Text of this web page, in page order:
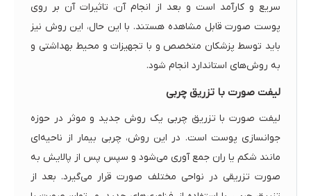
سریع و کارآمد است و بعد از انجام آن، تاثیرات آن بر روی
پوست صورت قابل مشاهده هستند. با این حال، این روش نیز
باید توسط پزشکان متخصص و با تجهیزات و محیط بهداشتی و
به روش‌های استاندارد انجام شود.
لیفت صورت با تزریق چربی
لیفت صورت با تزریق چربی یک روش جدید و موثر در حوزه
جوانسازی پوست است. در این روش، چربی بیمار از ناحیه‌ای
مانند شکم یا ران جمع آوری می‌شود و سپس پس از پالایش به
صورت تزریقی در نواحی مختلف صورت قرار می‌گیرد. بعد از